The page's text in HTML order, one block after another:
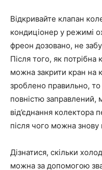
Відкривайте клапан
кондиціонер у режимі
фреон дозовано, не
Після того, як потрібна
можна закрити кран на
зроблено правильно,
повністю заправлений,
від’єднання колектора
після чого можна знову
Дізнатися, скільки
можна за допомогою